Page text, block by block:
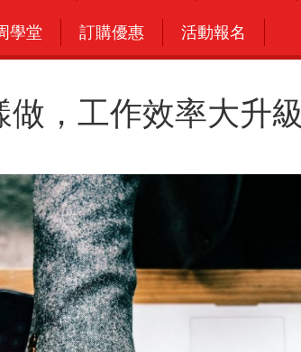
學堂 訂購優惠 活動報名
，工作效率大升級